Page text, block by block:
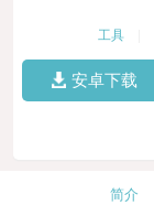
工具
安卓下载
简介